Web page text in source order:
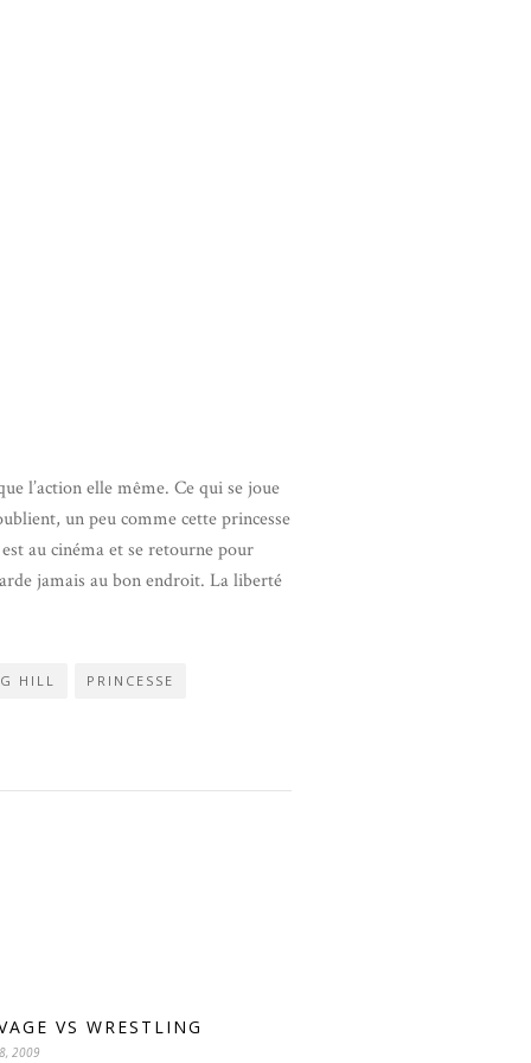
l’action elle même. Ce qui se joue
un peu comme cette princesse
au cinéma et se retourne pour
jamais au bon endroit. La liberté
HILL PRINCESSE
VS WRESTLING
2009